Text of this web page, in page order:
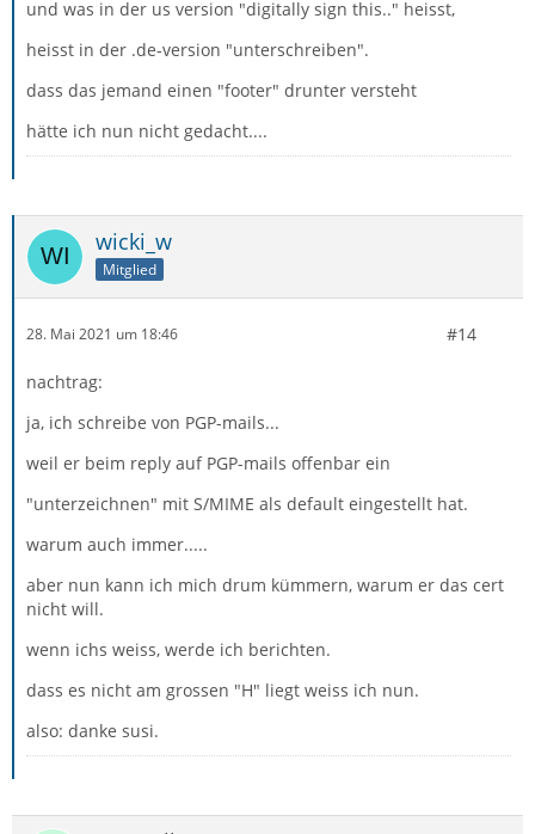
und was in der us version "digitally sign this.." heisst,
heisst in der .de-version "unterschreiben".
dass das jemand einen "footer" drunter versteht
hätte ich nun nicht gedacht....
wicki_w
Mitglied
28. Mai 2021 um 18:46 #14
nachtrag:
ja, ich schreibe von PGP-mails...
weil er beim reply auf PGP-mails offenbar ein
"unterzeichnen" mit S/MIME als default eingestellt hat.
warum auch immer.....
aber nun kann ich mich drum kümmern, warum er das cert
nicht will.
wenn ichs weiss, werde ich berichten.
dass es nicht am grossen "H" liegt weiss ich nun.
also: danke susi.